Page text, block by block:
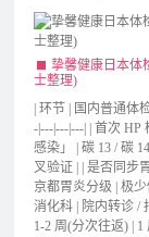
挚馨健康日本体
士整理)
| 环节 | 国内普通体
-|---|---|---| | 首次
感染」 | 碳 13 / 碳
叉验证 | | 是否同步
京都胃炎分级 | 极
消化科 | 院内转诊 /
1-2 周(分次往返) | 1